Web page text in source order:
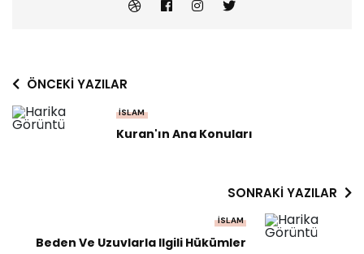
ÖNCEKI YAZILAR
İSLAM
Kuran'ın Ana Konuları
SONRAKI YAZILAR
İSLAM
Beden Ve Uzuvlarla Ilgili Hükümler